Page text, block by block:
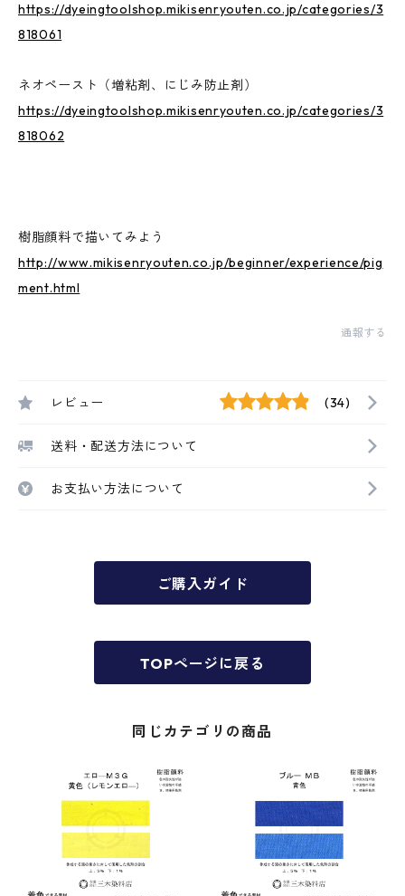
https://dyeingtoolshop.mikisenryouten.co.jp/categories/3
818061
ネオペースト（増粘剤、にじみ防止剤）
https://dyeingtoolshop.mikisenryouten.co.jp/categories/3
818062
樹脂顔料で描いてみよう
http://www.mikisenryouten.co.jp/beginner/experience/pig
ment.html
通報する
レビュー (34)
送料・配送方法について
お支払い方法について
ご購入ガイド
TOPページに戻る
同じカテゴリの商品